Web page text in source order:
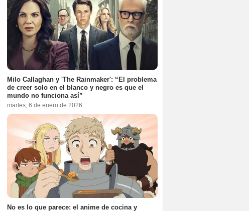
Milo Callaghan y 'The Rainmaker': “El problema
de creer solo en el blanco y negro es que el
mundo no funciona así”
martes, 6 de enero de 2026
No es lo que parece: el anime de cocina y